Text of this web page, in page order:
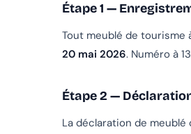
Étape 1 —
Tout meublé de tourisme
20 mai 2026. Numéro à
Étape 2 —
La déclaration de